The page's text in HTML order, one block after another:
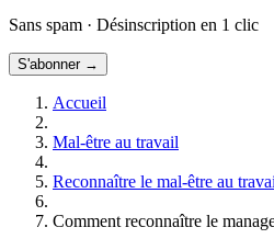
Sans spam · Désinscription en 1 clic
S'abonner →
Accueil
Mal-être au travail
Reconnaître le mal-être au
Comment reconnaître le